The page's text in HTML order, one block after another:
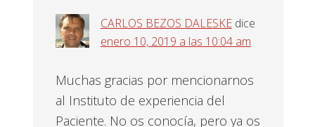
los
lectores
CARLOS BEZOS DALESKE dice
enero 10, 2019 a las 10:04 am
Muchas gracias por mencionarnos
al Instituto de experiencia del
Paciente. No os conocía, pero ya os